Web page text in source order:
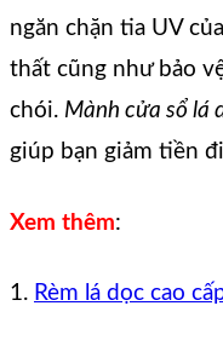
ngăn chặn tia UV
thất cũng như bảo
chói. Mành cửa sổ lá
giúp bạn giảm tiền
Xem thêm:
1. Rèm lá dọc cao